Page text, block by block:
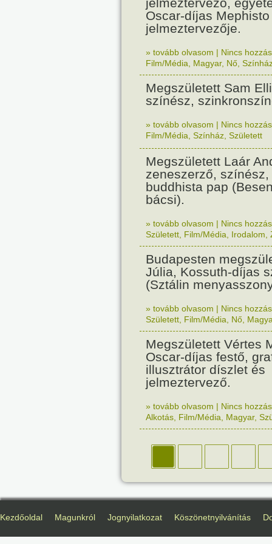
Oscar-díjas
jelmeztervezője.
» tovább olvasom | Nincs
Film/Média
Magyar, Nő
Megszületett Sam
színész,
» tovább olvasom | Nincs
Film/Média Színház Született
Megszületett Laár
zeneszerző,
buddhista pap
bácsi).
» tovább olvasom | Nincs
Született Film/Média Irodalom
Budapesten
Júlia, Kossuth-díjas
(Sztálin
» tovább olvasom | Nincs
Született Film/Média Nő
Megszületett Vértes
Oscar-díjas festő,
illusztrátor díszlet és
jelmeztervező.
» tovább olvasom | Nincs
Alkotás Film/Média Magyar,
Kezdőoldal Magunkról Jognyilatkozat Köszönetnyilvánítás